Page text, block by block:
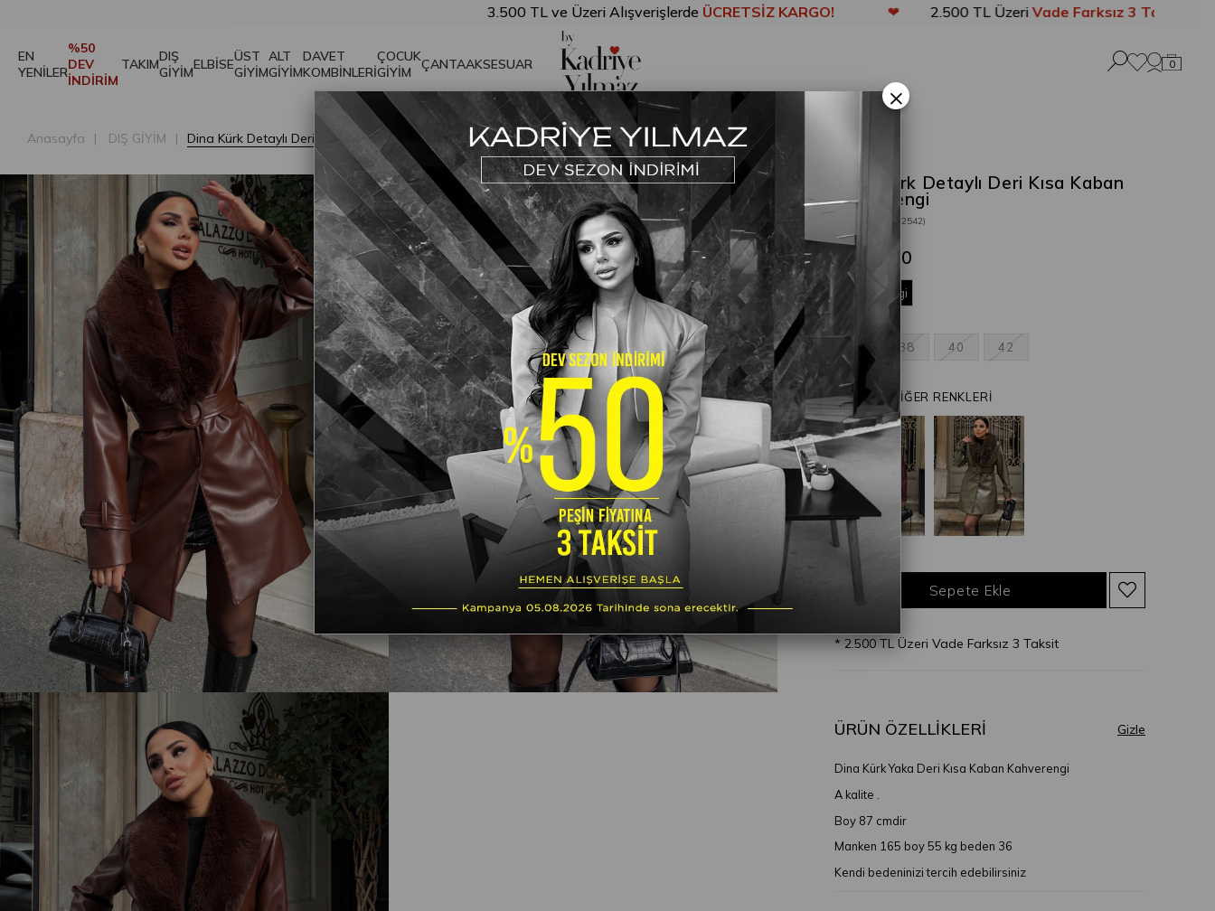
3.500 TL ve Üzeri AlışverişlerdeÜCRETSİZ KARGO! ❤ 2.500 TL ÜzeriVade Farksız 3 Taksit
EN
YENİLER
%50
DEV
İNDİRİM
TAKIMDIŞ
GİYİMELBİSEÜST
GİYİM
ALT
GİYİM
DAVET
KOMBİNLERİ
ÇOCUK
GİYİM
ÇANTAAKSESUAR 0
Anasayfa DIŞ GİYİM Dina Kürk Detaylı Deri Kısa Kaban Kahverengi
Dina Kürk Detaylı Deri Kısa Kaban
Kahverengi
(202542)
₺2.989,00
Kahverengi
36 38 40 42
ÜRÜNÜN DİĞER RENKLERİ
* 2.500 TL Üzeri Vade Farksız 3 Taksit
ÜRÜN ÖZELLIKLERI
Dina Kürk Yaka Deri Kısa Kaban Kahverengi
A kalite .
Boy 87 cmdir
Manken 165 boy 55 kg beden 36
Kendi bedeninizi tercih edebilirsiniz
×